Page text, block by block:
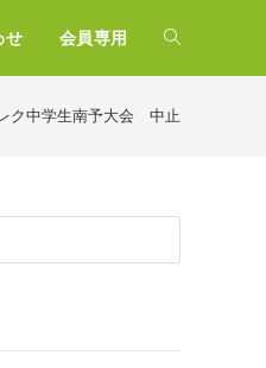
せ 会員専用
ク中学生南予大会 中止